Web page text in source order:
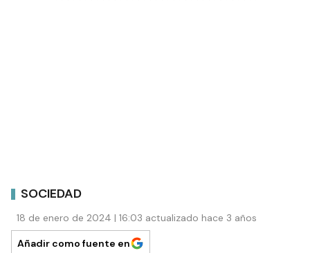
SOCIEDAD
18 de enero de 2024 | 16:03 actualizado hace 3 años
Añadir como fuente en